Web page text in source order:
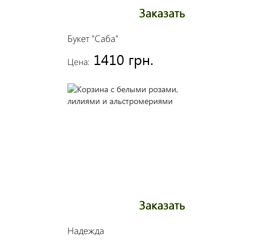
Букет "Саба"
Цена: 1410 грн.
Заказать
Надежда
Заказать